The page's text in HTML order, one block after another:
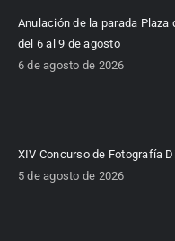
Anulación de la parada Plaza
del 6 al 9 de agosto
6 de agosto de 2026
XIV Concurso de Fotografía
5 de agosto de 2026